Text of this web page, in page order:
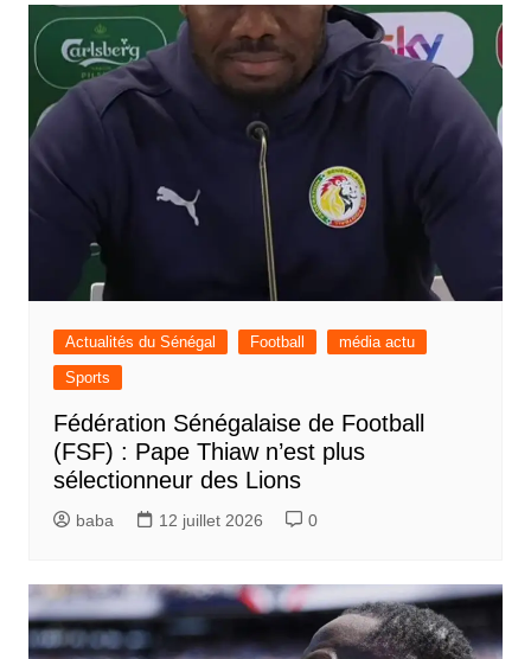
Actualités du Sénégal Football
média actu
Sports
Fédération Sénégalaise de Football
(FSF) : Pape Thiaw n’est plus
sélectionneur des Lions
baba 12 juillet 2026 0